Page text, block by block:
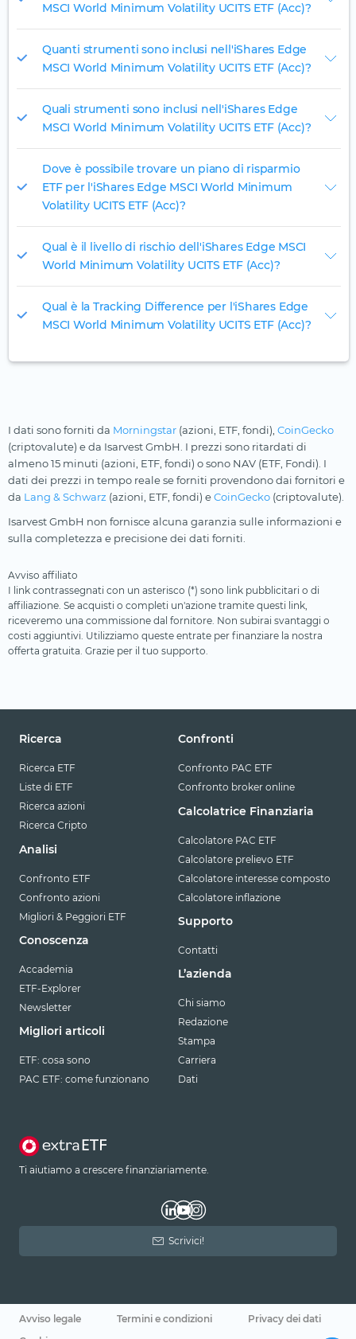
MSCI World Minimum Volatility UCITS ETF (Acc)?
Quanti strumenti sono inclusi nell'iShares Edge
MSCI World Minimum Volatility UCITS ETF (Acc)?
Quali strumenti sono inclusi nell'iShares Edge
MSCI World Minimum Volatility UCITS ETF (Acc)?
Dove è possibile trovare un piano di risparmio
ETF per l'iShares Edge MSCI World Minimum
Volatility UCITS ETF (Acc)?
Qual è il livello di rischio dell'iShares Edge MSCI
World Minimum Volatility UCITS ETF (Acc)?
Qual è la Tracking Difference per l'iShares Edge
MSCI World Minimum Volatility UCITS ETF (Acc)?
I dati sono forniti da Morningstar (azioni, ETF, fondi), CoinGecko
(criptovalute) e da Isarvest GmbH. I prezzi sono ritardati di
almeno 15 minuti (azioni, ETF, fondi) o sono NAV (ETF, Fondi). I
dati dei prezzi in tempo reale se forniti provendono dai fornitori e
da Lang & Schwarz (azioni, ETF, fondi) eCoinGecko (criptovalute).
Isarvest GmbH non fornisce alcuna garanzia sulle informazioni e
sulla completezza e precisione dei dati forniti.
Avviso affiliato
I link contrassegnati con un asterisco (*) sono link pubblicitari o di
affiliazione. Se acquisti o completi un'azione tramite questi link,
riceveremo una commissione dal fornitore. Non subirai svantaggi o
costi aggiuntivi. Utilizziamo queste entrate per finanziare la nostra
offerta gratuita. Grazie per il tuo supporto.
Ricerca
Ricerca ETF
Liste di ETF
Ricerca azioni
Ricerca Cripto
Analisi
Confronto ETF
Confronto azioni
Migliori & Peggiori ETF
Conoscenza
Accademia
ETF-Explorer
Newsletter
Migliori articoli
ETF: cosa sono
PAC ETF: come funzionano
Confronti
Confronto PAC ETF
Confronto broker online
Calcolatrice Finanziaria
Calcolatore PAC ETF
Calcolatore prelievo ETF
Calcolatore interesse composto
Calcolatore inflazione
Supporto
Contatti
L’azienda
Chi siamo
Redazione
Stampa
Carriera
Dati
Ti aiutiamo a crescere finanziariamente.
Scrivici!
Avviso legale Termini e condizioni
Privacy dei dati